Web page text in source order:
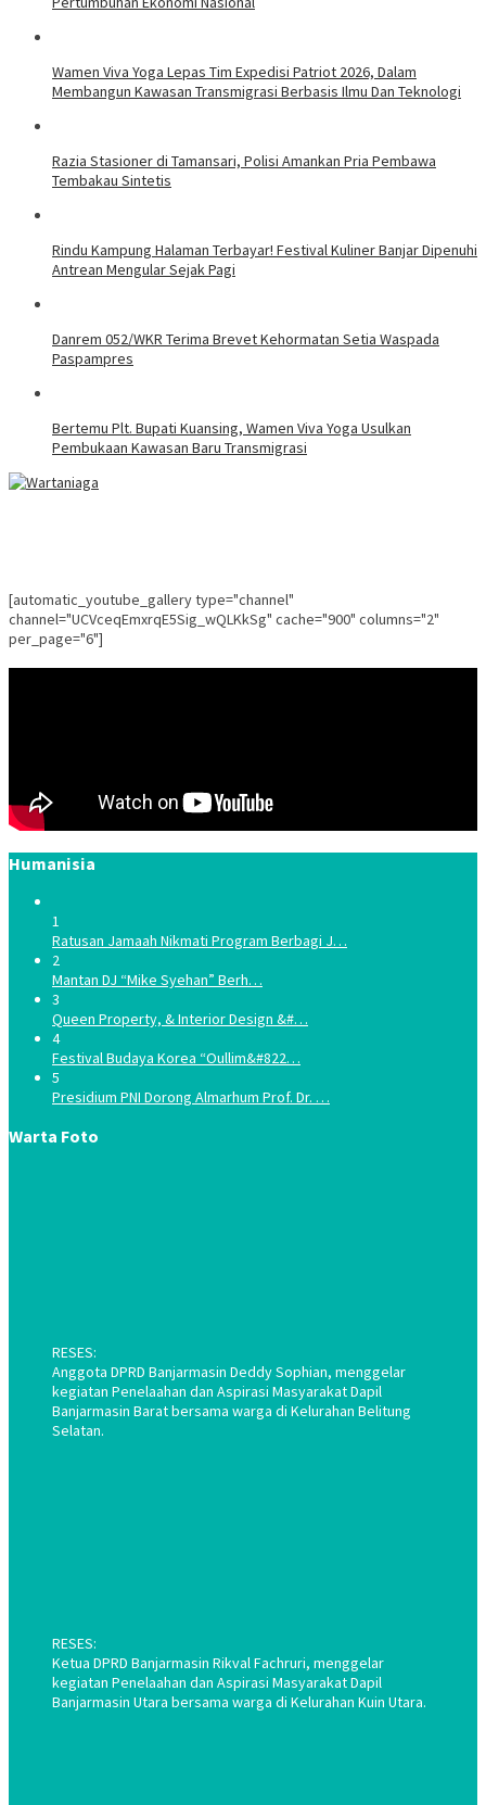
Wamen Viva Yoga Lepas Tim Expedisi Patriot 2026, Dalam
Membangun Kawasan Transmigrasi Berbasis Ilmu Dan Teknologi
Razia Stasioner di Tamansari, Polisi Amankan Pria Pembawa
Tembakau Sintetis
Rindu Kampung Halaman Terbayar! Festival Kuliner Banjar Dipenuhi
Antrean Mengular Sejak Pagi
Danrem 052/WKR Terima Brevet Kehormatan Setia Waspada
Paspampres
Bertemu Plt. Bupati Kuansing, Wamen Viva Yoga Usulkan
Pembukaan Kawasan Baru Transmigrasi
[automatic_youtube_gallery type="channel"
channel="UCVceqEmxrqE5Sig_wQLKkSg" cache="900" columns="2"
per_page="6"]
Humanisia
1
Ratusan Jamaah Nikmati Program Berbagi J…
2
Mantan DJ “Mike Syehan” Berh…
3
Queen Property, & Interior Design &#…
4
Festival Budaya Korea “Oullim&#822…
5
Presidium PNI Dorong Almarhum Prof. Dr. …
Warta Foto
RESES:
Anggota DPRD Banjarmasin Deddy Sophian, menggelar
kegiatan Penelaahan dan Aspirasi Masyarakat Dapil
Banjarmasin Barat bersama warga di Kelurahan Belitung
Selatan.
RESES:
Ketua DPRD Banjarmasin Rikval Fachruri, menggelar
kegiatan Penelaahan dan Aspirasi Masyarakat Dapil
Banjarmasin Utara bersama warga di Kelurahan Kuin Utara.